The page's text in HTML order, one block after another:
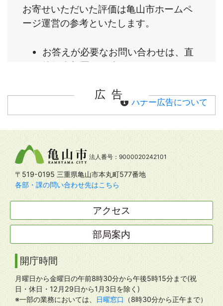
広告
バナー広告について
法人番号：9000020242101
〒519-0195 三重県亀山市本丸町577番地
各部・課の問い合わせ先はこちら
アクセス
部局案内
開庁時間
月曜日から金曜日の午前8時30分から午後5時15分まで(祝
日・休日・12月29日から1月3日を除く)
※一部の業務においては、
日曜窓口
（8時30分から正午まで）